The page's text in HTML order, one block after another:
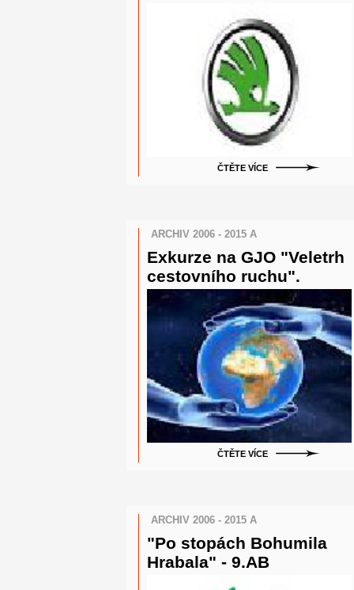
ČTĚTE VÍCE
ARCHIV 2006 - 2015 A
Exkurze na GJO "Veletrh
cestovního ruchu".
ČTĚTE VÍCE
ARCHIV 2006 - 2015 A
"Po stopách Bohumila
Hrabala" - 9.AB